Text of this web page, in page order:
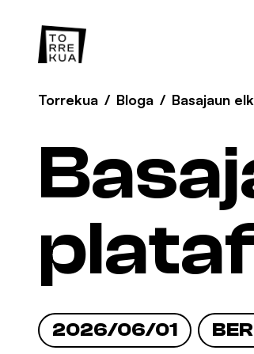
Torrekua / Bloga / Basajaun
2026/06/01